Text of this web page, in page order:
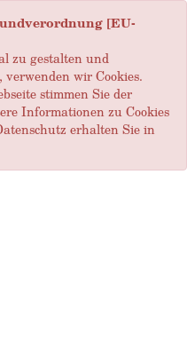
[EU-
zu gestalten und
wir Cookies.
stimmen Sie der
Informationen zu Cookies
erhalten Sie in